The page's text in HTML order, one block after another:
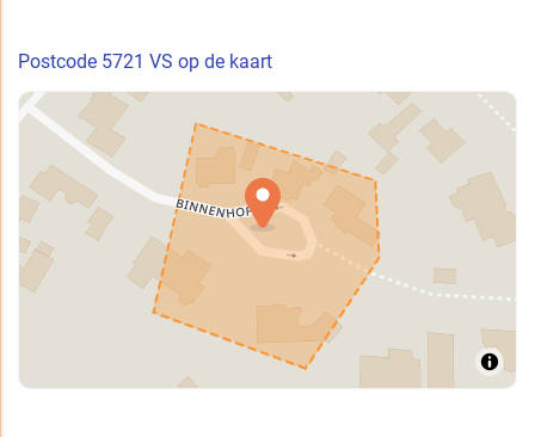
Postcode 5721 VS op de kaart